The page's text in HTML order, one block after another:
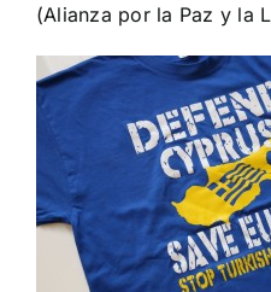
(Alianza por la Paz y la